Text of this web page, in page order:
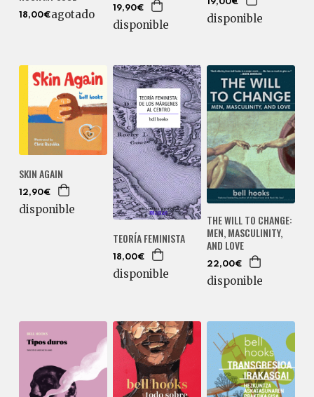
18,00€agotado 19,90€
disponible
19,00€
disponible
SKIN AGAIN
12,90€
disponible
TEORÍA FEMINISTA
18,00€
disponible
THE WILL TO CHANGE:
MEN, MASCULINITY,
AND LOVE
22,00€
disponible